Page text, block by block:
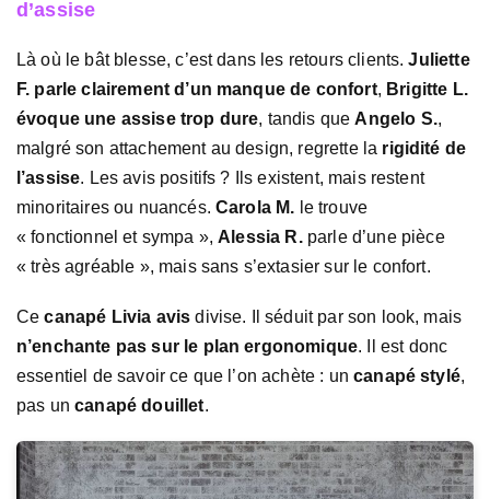
d’assise
Là où le bât blesse, c’est dans les retours clients.Juliette
F. parle clairement d’un manque de confort, Brigitte L.
évoque une assise trop dure, tandis que Angelo S.,
malgré son attachement au design, regrette la rigidité de
l’assise. Les avis positifs ? Ils existent, mais restent
minoritaires ou nuancés.Carola M. le trouve
« fonctionnel et sympa », Alessia R.parle d’une pièce
« très agréable », mais sans s’extasier sur le confort.
Cecanapé Livia avis divise. Il séduit par son look, mais
n’enchante pas sur le plan ergonomique. Il est donc
essentiel de savoir ce que l’on achète : uncanapé stylé,
pas uncanapé douillet.